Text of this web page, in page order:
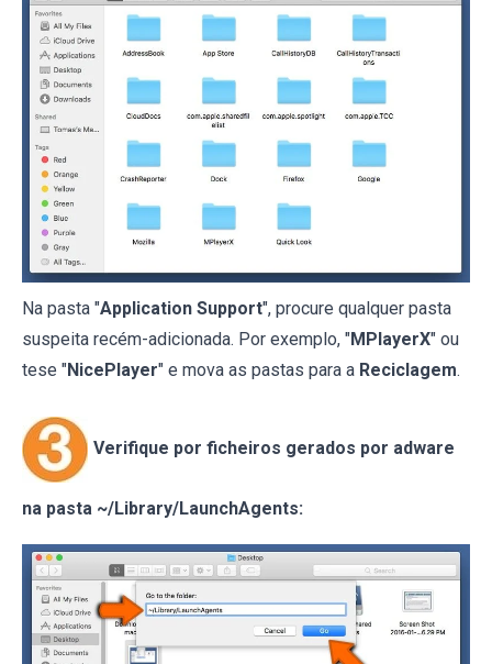
Na pasta "Application Support", procure qualquer pasta
suspeita recém-adicionada. Por exemplo, "MPlayerX" ou
tese "NicePlayer" e mova as pastas para a Reciclagem.
Verifique por ficheiros gerados por adware
na pasta ~/Library/LaunchAgents: